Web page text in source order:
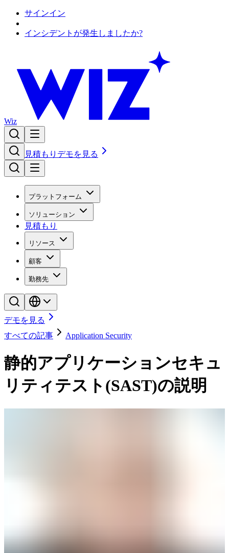
サインイン
インシデントが発生しましたか?
Wiz
見積もり デモを見る
プラットフォーム
ソリューション
見積もり
リソース
顧客
勤務先
デモを見る
すべての記事
Application Security
静的アプリケーションセキュ
リティテスト(SAST)の説明